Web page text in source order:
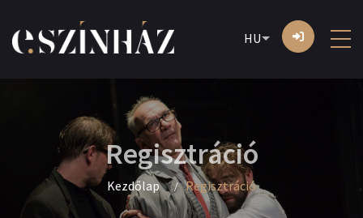
HU
Regisztráció
Kezdőlap Regisztráció